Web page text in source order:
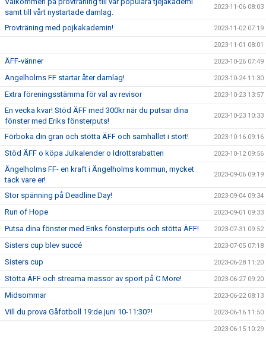
samt till vårt nystartade damlag.
2023-11-06 08:03
Provträning med pojkakademin! 2023-11-02 07:19
2023-11-01 08:01
ÄFF-vänner 2023-10-26 07:49
Ängelholms FF startar åter damlag! 2023-10-24 11:30
Extra föreningsstämma för val av revisor 2023-10-23 13:57
En vecka kvar! Stöd ÄFF med 300kr när du putsar dina
fönster med Eriks fönsterputs!
2023-10-23 10:33
Förboka din gran och stötta ÄFF och samhället i stort! 2023-10-16 09:16
Stöd ÄFF o köpa Julkalender o Idrottsrabatten 2023-10-12 09:56
Ängelholms FF- en kraft i Ängelholms kommun, mycket
tack vare er!
2023-09-06 09:19
Stor spänning på Deadline Day! 2023-09-04 09:34
Run of Hope 2023-09-01 09:33
Putsa dina fönster med Eriks fönsterputs och stötta ÄFF! 2023-07-31 09:52
Sisters cup blev succé 2023-07-05 07:18
Sisters cup 2023-06-28 11:20
Stötta ÄFF och streama massor av sport på C More! 2023-06-27 09:20
Midsommar 2023-06-22 08:13
Vill du prova Gåfotboll 19:de juni 10-11:30?! 2023-06-16 11:50
2023-06-15 10:29